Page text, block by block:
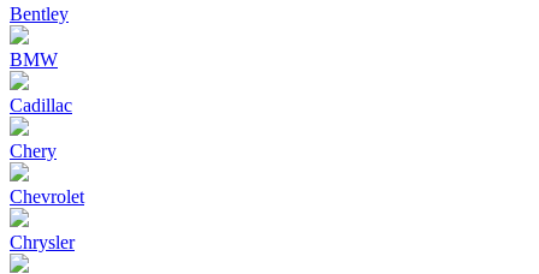
Bentley
BMW
Cadillac
Chery
Chevrolet
Chrysler